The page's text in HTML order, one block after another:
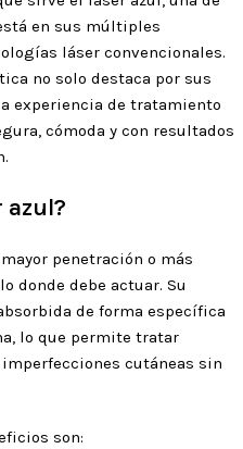
en sus múltiples
láser convencionales.
no solo destaca por sus
experiencia de tratamiento
cómoda y con resultados
azul?
penetración o más
donde debe actuar. Su
de forma específica
lo que permite tratar
cutáneas sin
son: